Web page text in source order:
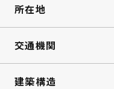
所在地
交通機関
建築構造